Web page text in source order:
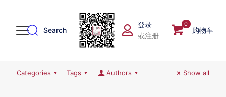
Search
登录
或注册
0
购物车
Categories Tags Authors Show all